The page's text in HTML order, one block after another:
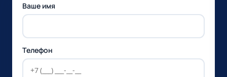
Ваше имя
Телефон